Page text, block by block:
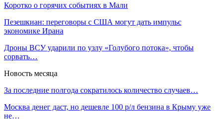
Коротко о горячих событиях в Мали
Пезешкиан: переговоры с США могут дать импульс
экономике Ирана
Дроны ВСУ ударили по узлу «Голубого потока», чтобы
сорвать…
Новость месяца
За последние полгода сократилось количество случаев…
Москва денег даст, но дешевле 100 р/л бензина в Крыму уже
не…